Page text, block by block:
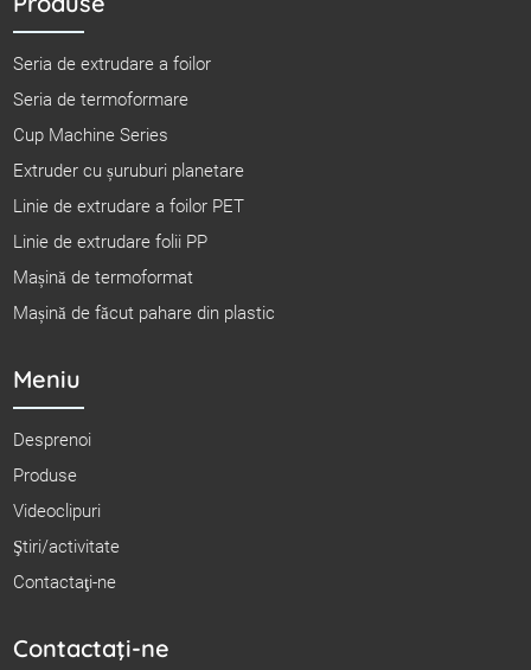
Seria de extrudare a foilor
Seria de termoformare
Cup Machine Series
Extruder cu șuruburi planetare
Linie de extrudare a foilor PET
Linie de extrudare folii PP
Mașină de termoformat
Mașină de făcut pahare din plastic
Meniu
Desprenoi
Produse
Videoclipuri
Ştiri/activitate
Contactaţi-ne
Contactaţi-ne